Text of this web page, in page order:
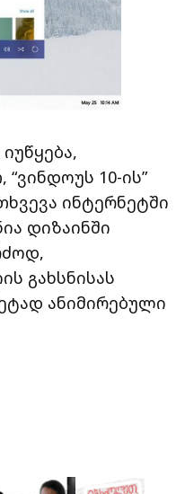
იუწყება,
10-ის”
ინტერნეტში
დიზაინში
გახსნისას
ანიმირებული